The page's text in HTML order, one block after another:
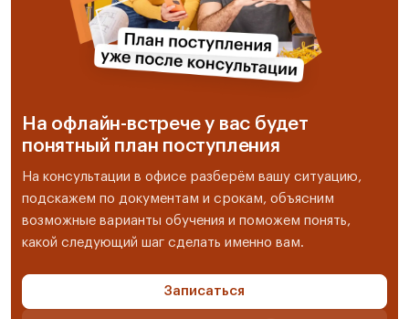
На офлайн-встрече у вас будет
понятный план поступления
На консультации в офисе разберём вашу ситуацию,
подскажем по документам и срокам, объясним
возможные варианты обучения и поможем понять,
какой следующий шаг сделать именно вам.
Записаться